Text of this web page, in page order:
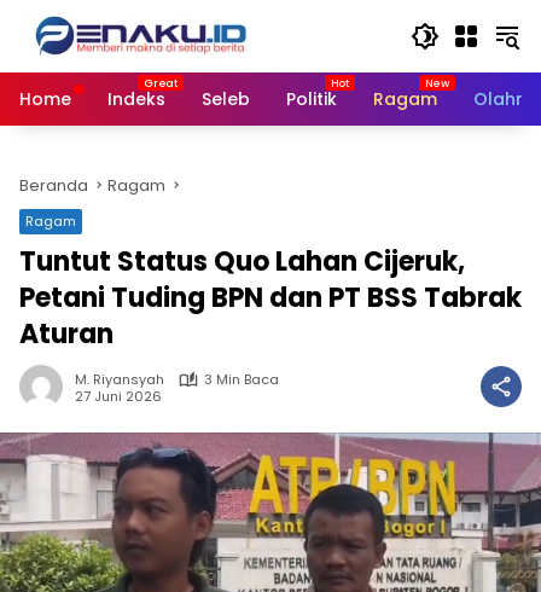
Langsung
konten
Home
Indeks Seleb Politik Ragam
Beranda Ragam
Ragam
Tuntut Status Quo Lahan Cijeruk,
Petani Tuding BPN dan PT BSS Tabrak
Aturan
M. Riyansyah
3 Min Baca
27 Juni 2026